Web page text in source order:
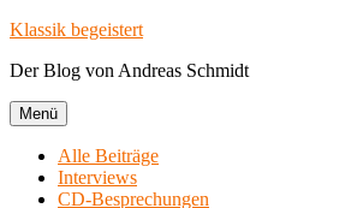
Zum
springen
Klassik begeistert
Der Blog von Andreas Schmidt
Menü
Alle Beiträge
Interviews
CD-Besprechungen